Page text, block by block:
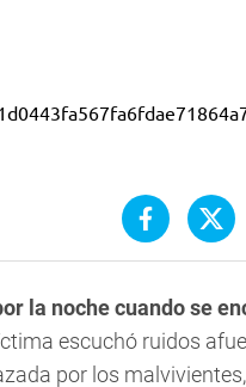
la noche cuando se
escuchó ruidos
por los